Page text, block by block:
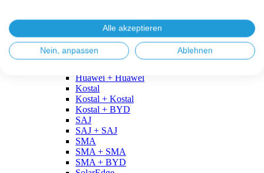
Fronius + BYD
GoodWe
GoodWe + GoodWe
GoodWe + BYD
Huawei + Huawei
Kostal
Kostal + Kostal
Kostal + BYD
SAJ
SAJ + SAJ
SMA
SMA + SMA
SMA + BYD
Alle akzeptieren
Nein, anpassen Ablehnen